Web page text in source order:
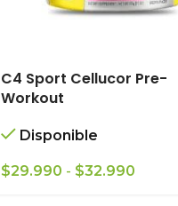
C4 Sport Cellucor Pre-
Workout
Disponible
$29.990 - $32.990